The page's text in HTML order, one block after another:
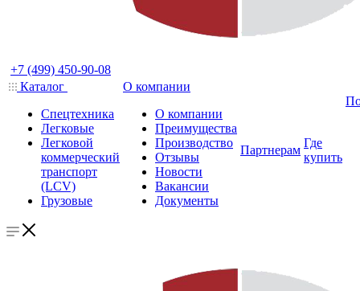
+7 (499) 450-90-08
Каталог
Спецтехника
Легковые
Легковой
коммерческий
транспорт
(LCV)
Грузовые
О компании
О компании
Преимущества
Производство
Отзывы
Новости
Вакансии
Документы
Партнерам
Где
купить